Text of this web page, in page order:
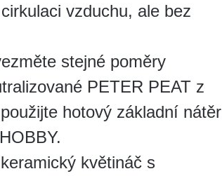
vzduchu, ale bez
stejné poměry
PETER PEAT z
hotový základní nátěr
květináč s